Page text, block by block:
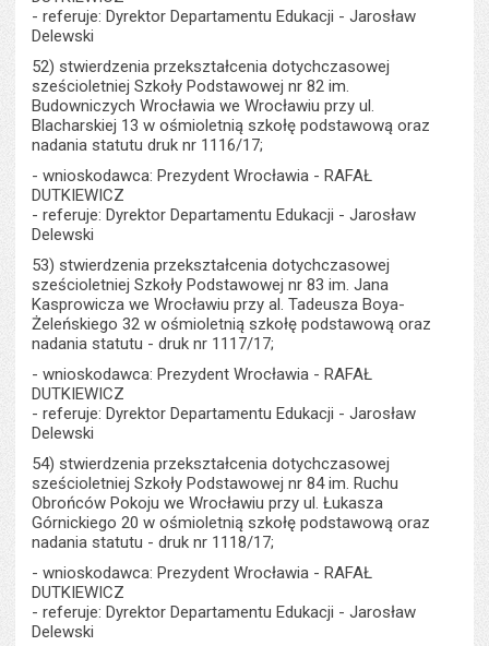
- referuje: Dyrektor Departamentu Edukacji - Jarosław
Delewski
52) stwierdzenia przekształcenia dotychczasowej
sześcioletniej Szkoły Podstawowej nr 82 im.
Budowniczych Wrocławia we Wrocławiu przy ul.
Blacharskiej 13 w ośmioletnią szkołę podstawową oraz
nadania statutu druk nr 1116/17;
- wnioskodawca: Prezydent Wrocławia - RAFAŁ
DUTKIEWICZ
- referuje: Dyrektor Departamentu Edukacji - Jarosław
Delewski
53) stwierdzenia przekształcenia dotychczasowej
sześcioletniej Szkoły Podstawowej nr 83 im. Jana
Kasprowicza we Wrocławiu przy al. Tadeusza Boya-
Żeleńskiego 32 w ośmioletnią szkołę podstawową oraz
nadania statutu - druk nr 1117/17;
- wnioskodawca: Prezydent Wrocławia - RAFAŁ
DUTKIEWICZ
- referuje: Dyrektor Departamentu Edukacji - Jarosław
Delewski
54) stwierdzenia przekształcenia dotychczasowej
sześcioletniej Szkoły Podstawowej nr 84 im. Ruchu
Obrońców Pokoju we Wrocławiu przy ul. Łukasza
Górnickiego 20 w ośmioletnią szkołę podstawową oraz
nadania statutu - druk nr 1118/17;
- wnioskodawca: Prezydent Wrocławia - RAFAŁ
DUTKIEWICZ
- referuje: Dyrektor Departamentu Edukacji - Jarosław
Delewski